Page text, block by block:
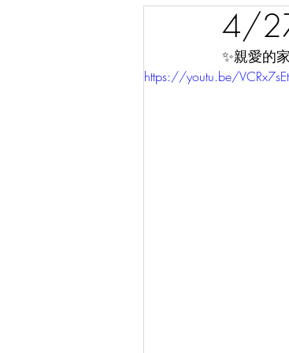
4/
✨親愛的
https://youtu.be/